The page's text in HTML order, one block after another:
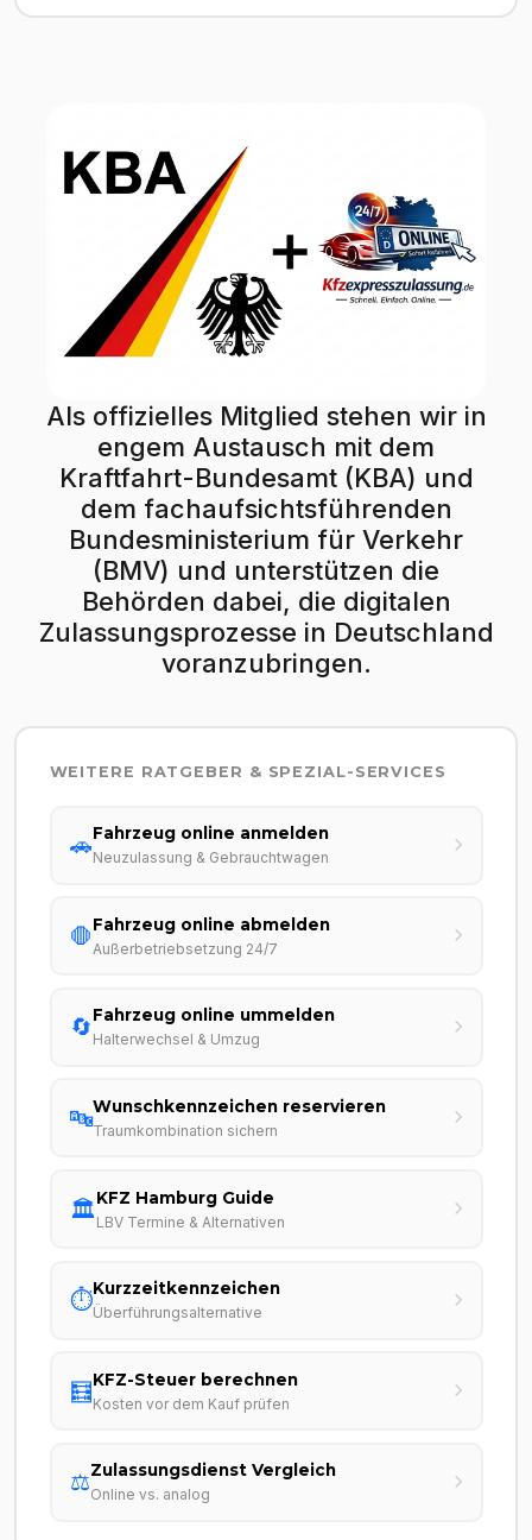
Als offizielles Mitglied stehen wir in
engem Austausch mit dem
Kraftfahrt-Bundesamt (KBA) und
dem fachaufsichtsführenden
Bundesministerium für Verkehr
(BMV) und unterstützen die
Behörden dabei, die digitalen
Zulassungsprozesse in Deutschland
voranzubringen.
WEITERE RATGEBER & SPEZIAL-SERVICES
🚗Fahrzeug online anmelden
Neuzulassung & Gebrauchtwagen
🛑Fahrzeug online abmelden
Außerbetriebsetzung 24/7
🔄Fahrzeug online ummelden
Halterwechsel & Umzug
🔤Wunschkennzeichen reservieren
Traumkombination sichern
🏛️KFZ Hamburg Guide
LBV Termine & Alternativen
⏱️Kurzzeitkennzeichen
Überführungsalternative
🧮KFZ-Steuer berechnen
Kosten vor dem Kauf prüfen
⚖️Zulassungsdienst Vergleich
Online vs. analog